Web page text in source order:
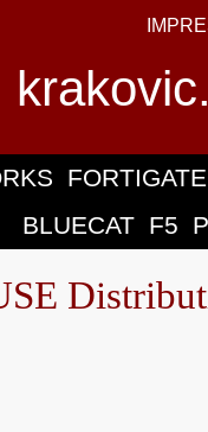
FORTIGATE
BLUECAT F5